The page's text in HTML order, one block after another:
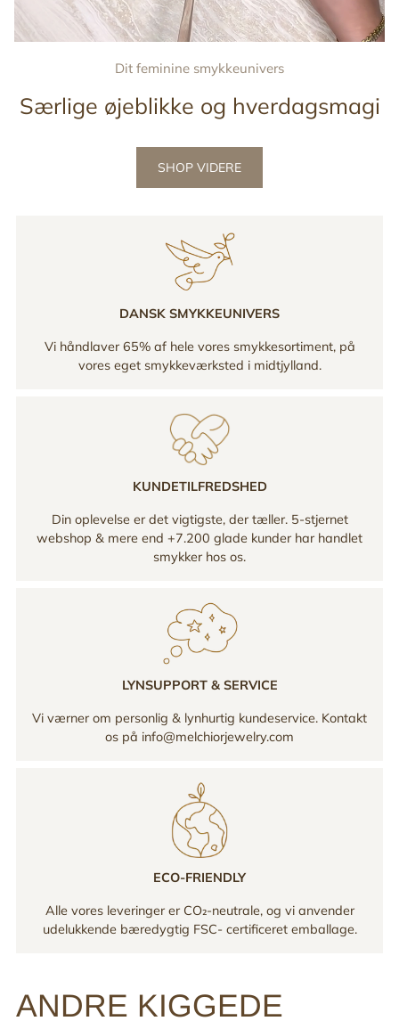
Dit feminine smykkeunivers
Særlige øjeblikke og hverdagsmagi
SHOP VIDERE
DANSK SMYKKEUNIVERS
Vi håndlaver 65% af hele vores smykkesortiment, på
vores eget smykkeværksted i midtjylland.
KUNDETILFREDSHED
Din oplevelse er det vigtigste, der tæller. 5-stjernet
webshop & mere end +7.200 glade kunder har handlet
smykker hos os.
LYNSUPPORT & SERVICE
Vi værner om personlig & lynhurtig kundeservice. Kontakt
os på info@melchiorjewelry.com
ECO-FRIENDLY
Alle vores leveringer er CO₂-neutrale, og vi anvender
udelukkende bæredygtig FSC- certificeret emballage.
ANDRE KIGGEDE